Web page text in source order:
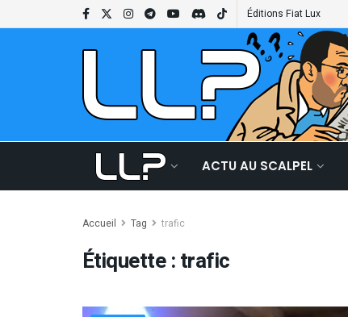
Éditions Fiat Lux
ACTU AU SCALPEL
Accueil Tag trafic
Étiquette :trafic